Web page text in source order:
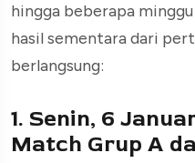
hingga beberapa
hasil sementara dari
berlangsung:
1. Senin, 6
Match Grup A